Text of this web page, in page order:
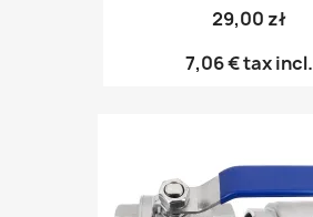
29,00 zł
7,06 €tax incl.